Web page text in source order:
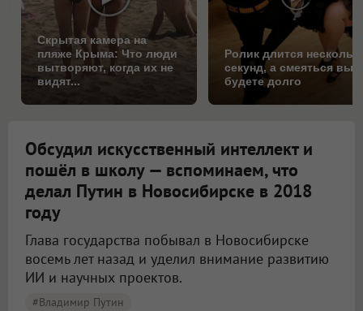
Скрытая камера на
пляже Крыма: Что люди
вытворяют, когда их не
видят...
Ролик длится
секунд, а смеяться вы
будете долго
Обсудил искусственный интеллект и
пошёл в школу — вспоминаем, что
делал Путин в Новосибирске в 2018
году
Глава государства побывал в Новосибирске
восемь лет назад и уделил внимание развитию
ИИ и научных проектов.
#Владимир Путин